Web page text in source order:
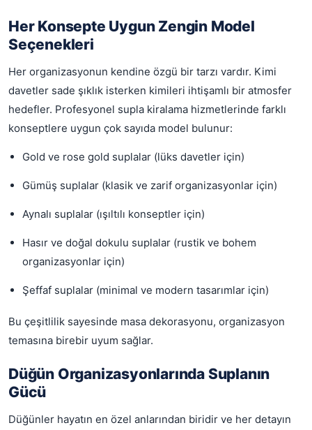
Her Konsepte Uygun Zengin Model
Seçenekleri
Her organizasyonun kendine özgü bir tarzı vardır. Kimi
davetler sade şıklık isterken kimileri ihtişamlı bir atmosfer
hedefler. Profesyonel supla kiralama hizmetlerinde farklı
konseptlere uygun çok sayıda model bulunur:
Gold ve rose gold suplalar (lüks davetler için)
Gümüş suplalar (klasik ve zarif organizasyonlar için)
Aynalı suplalar (ışıltılı konseptler için)
Hasır ve doğal dokulu suplalar (rustik ve bohem
organizasyonlar için)
Şeffaf suplalar (minimal ve modern tasarımlar için)
Bu çeşitlilik sayesinde masa dekorasyonu, organizasyon
temasına birebir uyum sağlar.
Düğün Organizasyonlarında Suplanın
Gücü
Düğünler hayatın en özel anlarından biridir ve her detayın